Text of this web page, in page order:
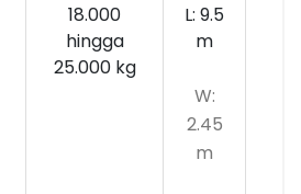
18.000
hingga
25.000 kg
L: 9.5
m
W:
2.45
m